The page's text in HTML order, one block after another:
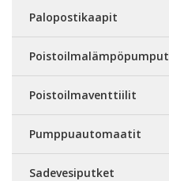
Palopostikaapit
Poistoilmalämpöpumput
Poistoilmaventtiilit
Pumppuautomaatit
Sadevesiputket